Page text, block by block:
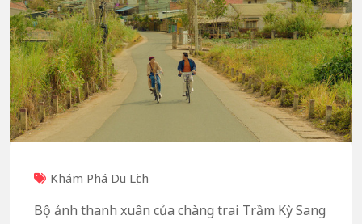
Khám Phá Du Lịch
Bộ ảnh thanh xuân của chàng trai Trầm Kỳ Sang